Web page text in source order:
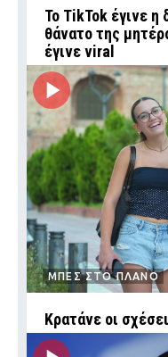
Το TikTok έγινε η
θάνατο της
έγινε viral
ΜΠΕΣ ΣΤΟ ΠΛΑΝΟ
Κρατάνε οι